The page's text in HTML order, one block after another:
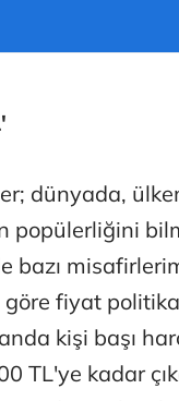
dünyada,
popülerliğini
bazı
fiyat
kişi başı
TL'ye kadar